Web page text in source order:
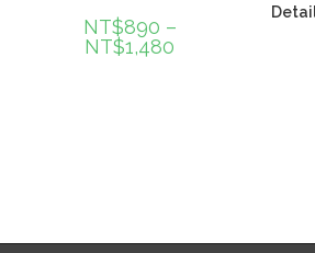
NT$890 –
NT$1,480